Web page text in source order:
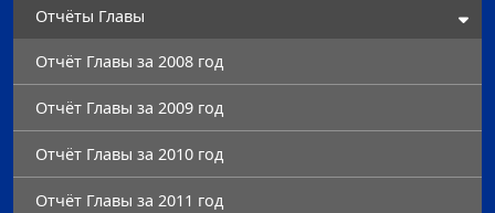
Отчёты Главы
Отчёт Главы за 2008 год
Отчёт Главы за 2009 год
Отчёт Главы за 2010 год
Отчёт Главы за 2011 год